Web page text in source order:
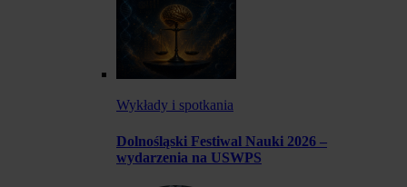
Wykłady i spotkania
Dolnośląski Festiwal Nauki 2026 –
wydarzenia na USWPS